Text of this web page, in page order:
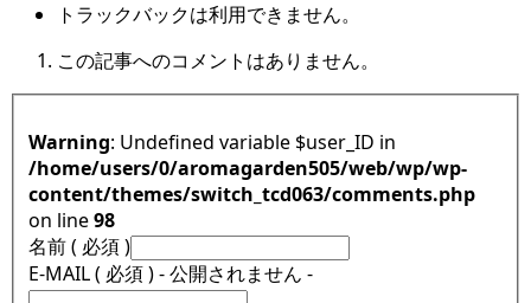
トラックバックは利用できません。
この記事へのコメントはありません。
Warning : Undefined variable $user_ID in
/home/users/0/aromagarden505/web/wp/wp-
content/themes/switch_tcd063/comments.php
on line98
名前 ( 必須 )
E-MAIL ( 必須 ) - 公開されません -